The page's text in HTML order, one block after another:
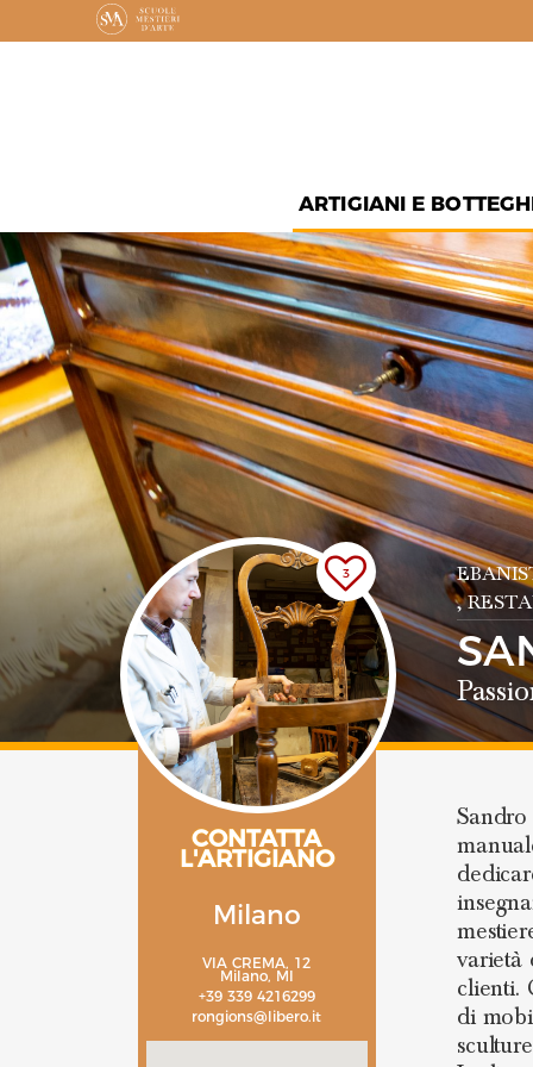
ARTIGIANI E
3
CONTATTA
L'ARTIGIANO
Milano
VIA CREMA, 12
Milano, MI
+39 339 4216299
rongions@libero.it
,
varietà
clienti.
di